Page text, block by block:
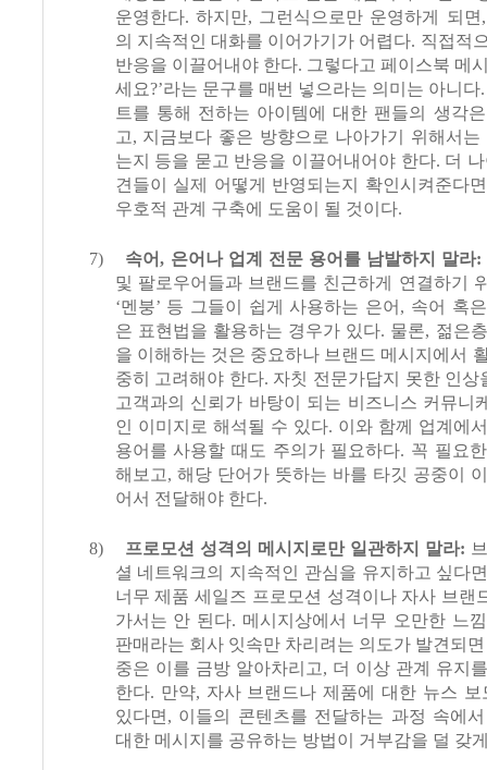
운영한다. 하지만, 그런식으로만 운영하게 되면
의 지속적인 대화를 이어가기가 어렵다. 직접적
반응을 이끌어내야 한다. 그렇다고 페이스북 메
세요?’라는 문구를 매번 넣으라는 의미는 아니다
트를 통해 전하는 아이템에 대한 팬들의 생각
고, 지금보다 좋은 방향으로 나아가기 위해서
는지 등을 묻고 반응을 이끌어내어야 한다. 더
견들이 실제 어떻게 반영되는지 확인시켜준다
우호적 관계 구축에 도움이 될 것이다.
7) 속어, 은어나 업계 전문 용어를 남발하지 말라:
및 팔로우어들과 브랜드를 친근하게 연결하기
‘멘붕’ 등 그들이 쉽게 사용하는 은어 , 속어 혹
은 표현법을 활용하는 경우가 있다. 물론, 젊은
을 이해하는 것은 중요하나 브랜드 메시지에서
중히 고려해야 한다. 자칫 전문가답지 못한 인상
고객과의 신뢰가 바탕이 되는 비즈니스 커뮤니
인 이미지로 해석될 수 있다. 이와 함께 업계에
용어를 사용할 때도 주의가 필요하다. 꼭 필요
해보고, 해당 단어가 뜻하는 바를 타깃 공중이
어서 전달해야 한다.
8) 프로모션 성격의 메시지로만 일관하지 말라:
셜 네트워크의 지속적인 관심을 유지하고 싶다
너무 제품 세일즈 프로모션 성격이나 자사 브랜
가서는 안 된다. 메시지상에서 너무 오만한 느
판매라는 회사 잇속만 차리려는 의도가 발견되
중은 이를 금방 알아차리고, 더 이상 관계 유지
한다. 만약, 자사 브랜드나 제품에 대한 뉴스 보
있다면, 이들의 콘텐츠를 전달하는 과정 속에
대한 메시지를 공유하는 방법이 거부감을 덜 갖